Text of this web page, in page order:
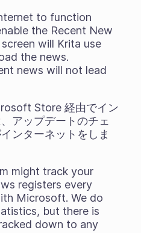
to function
the Recent New
will Krita use
the news.
news will not lead
Store 経由でイン
アップデートのチェ
ンターネットをしま
might track your
registers every
Microsoft. We do
but there is
down to any